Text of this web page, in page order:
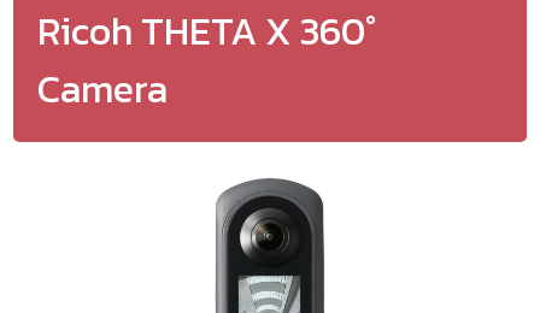
Ricoh THETA X 360°
Camera